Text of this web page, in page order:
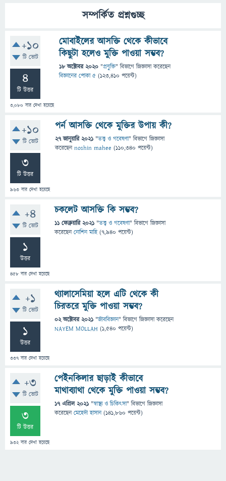
সম্পর্কিত প্রশ্নগুচ্ছ
+10
টি ভোট
4
টি উত্তর
3,080 বার দেখা হয়েছে
মোবাইলের আসক্তি থেকে কীভাবে
কিছুটা হলেও মুক্তি পাওয়া সম্ভব?
18 অক্টোবর 2020 "প্রযুক্তি" বিভাগে জিজ্ঞাসাকরেছেন
বিজ্ঞানের পোকা ৫ (123,410 পয়েন্ট)
+10
টি ভোট
3
টি উত্তর
963 বার দেখা হয়েছে
পর্ন আসক্তি থেকে মুক্তির উপায় কী?
27 জানুয়ারি 2021 "তত্ত্ব ও গবেষণা" বিভাগে জিজ্ঞাসা
করেছেনnoshin mahee (110,340 পয়েন্ট)
+4
টি ভোট
1
উত্তর
458 বার দেখা হয়েছে
চকলেট আসক্তি কি সম্ভব?
11 ফেব্রুয়ারি 2021 "তত্ত্ব ও গবেষণা" বিভাগে জিজ্ঞাসা
করেছেননোশিন মাহি (7,940 পয়েন্ট)
+1
টি ভোট
1
উত্তর
337 বার দেখা হয়েছে
থ্যালাসেমিয়া হলে এটি থেকে কী
চিরতরে মুক্তি পাওয়া সম্ভব?
02 অক্টোবর 2021 "জীববিজ্ঞান" বিভাগে জিজ্ঞাসাকরেছেন
NAYEM MOLLAH (1,540 পয়েন্ট)
+3
টি ভোট
3
টি উত্তর
932বার দেখা হয়েছে
পেইনকিলার ছাড়াই কীভাবে
মাথাব্যাথা থেকে মুক্তি পাওয়া সম্ভব?
17 এপ্রিল 2021 "স্বাস্থ্য ও চিকিৎসা" বিভাগে জিজ্ঞাসা
করেছেনমেহেদী হাসান (141,860 পয়েন্ট)